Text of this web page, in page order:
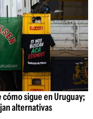
cómo sigue en Uruguay;
alternativas